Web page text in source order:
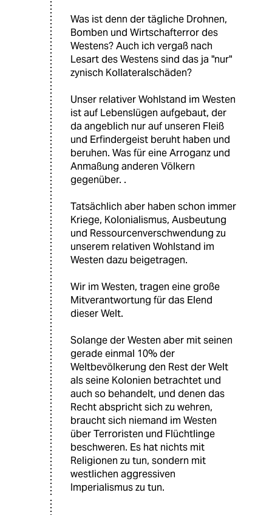
Was ist denn der tägliche Drohnen,
Bomben und Wirtschafterror des
Westens? Auch ich vergaß nach
Lesart des Westens sind das ja "nur"
zynisch Kollateralschäden?
Unser relativer Wohlstand im Westen
ist auf Lebenslügen aufgebaut, der
da angeblich nur auf unseren Fleiß
und Erfindergeist beruht haben und
beruhen. Was für eine Arroganz und
Anmaßung anderen Völkern
gegenüber. .
Tatsächlich aber haben schon immer
Kriege, Kolonialismus, Ausbeutung
und Ressourcenverschwendung zu
unserem relativen Wohlstand im
Westen dazu beigetragen.
Wir im Westen, tragen eine große
Mitverantwortung für das Elend
dieser Welt.
Solange der Westen aber mit seinen
gerade einmal 10% der
Weltbevölkerung den Rest der Welt
als seine Kolonien betrachtet und
auch so behandelt, und denen das
Recht abspricht sich zu wehren,
braucht sich niemand im Westen
über Terroristen und Flüchtlinge
beschweren. Es hat nichts mit
Religionen zu tun, sondern mit
westlichen aggressiven
Imperialismus zu tun.